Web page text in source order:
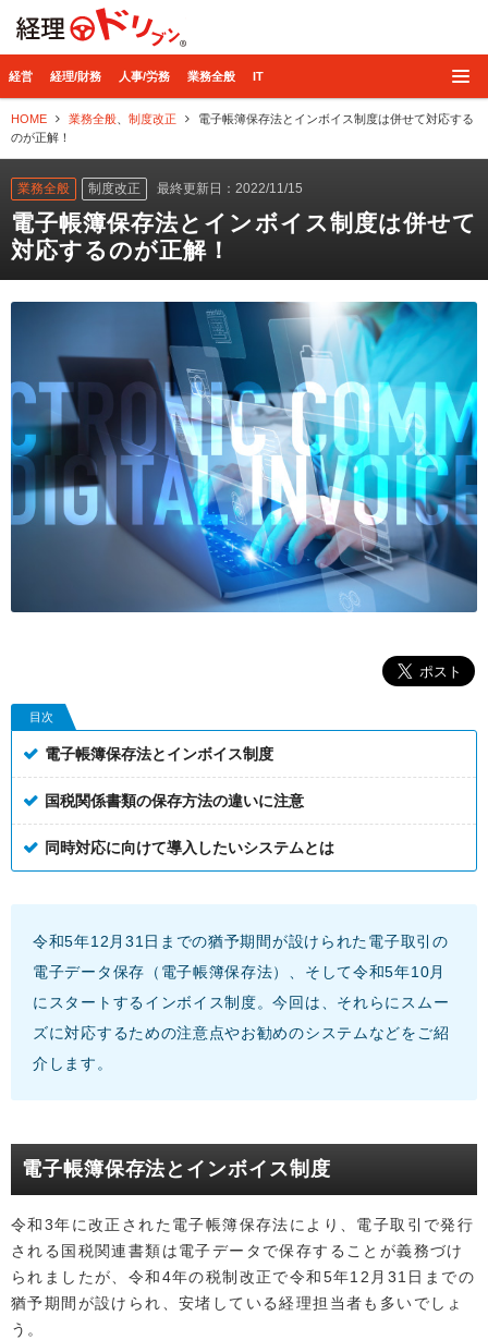
経営 経理/財務 人事/労務 業務全般 IT
HOME 業務全般 制度改正
電子帳簿保存法とインボイス制度は併せて対応する
のが正解！
業務全般 制度改正 最終更新日：2022/11/15
電子帳簿保存法とインボイス制度は併せて
対応するのが正解！
目次
電子帳簿保存法とインボイス制度
国税関係書類の保存方法の違いに注意
同時対応に向けて導入したいシステムとは
令和5年12月31日までの猶予期間が設けられた電子取引の
電子データ保存（電子帳簿保存法）、そして令和5年10月
にスタートするインボイス制度。今回は、それらにスムー
ズに対応するための注意点やお勧めのシステムなどをご紹
介します。
電子帳簿保存法とインボイス制度
令和3年に改正された電子帳簿保存法により、電子取引で発行
される国税関連書類は電子データで保存することが義務づけ
られましたが、令和4年の税制改正で令和5年12月31日までの
猶予期間が設けられ、安堵している経理担当者も多いでしょ
う。